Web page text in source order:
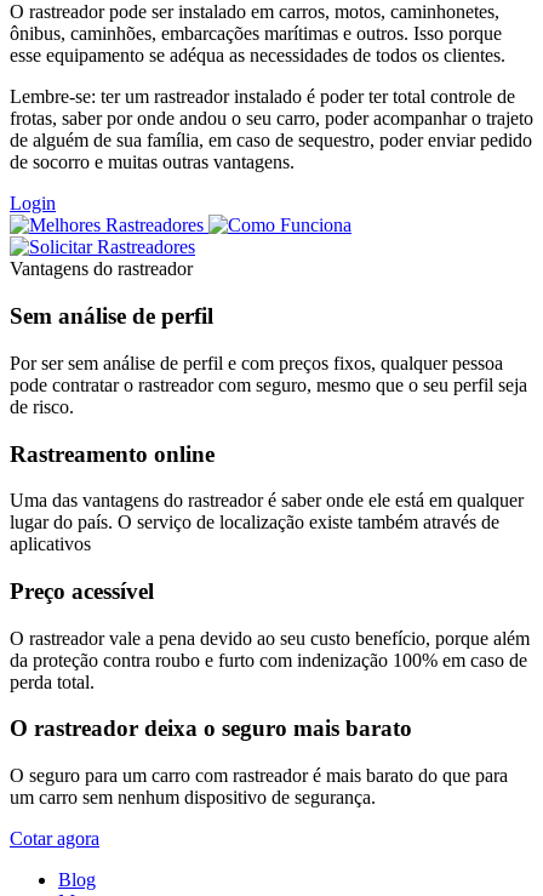
O rastreador pode ser instalado em carros, motos, caminhonetes,
ônibus, caminhões, embarcações marítimas e outros. Isso porque
esse equipamento se adéqua as necessidades de todos os clientes.
Lembre-se: ter um rastreador instalado é poder ter total controle de
frotas, saber por onde andou o seu carro, poder acompanhar o trajeto
de alguém de sua família, em caso de sequestro, poder enviar pedido
de socorro e muitas outras vantagens.
Login
Vantagens do rastreador
Sem análise de perfil
Por ser sem análise de perfil e com preços fixos, qualquer pessoa
pode contratar o rastreador com seguro, mesmo que o seu perfil seja
de risco.
Rastreamento online
Uma das vantagens do rastreador é saber onde ele está em qualquer
lugar do país. O serviço de localização existe também através de
aplicativos
Preço acessível
O rastreador vale a pena devido ao seu custo benefício, porque além
da proteção contra roubo e furto com indenização 100% em caso de
perda total.
O rastreador deixa o seguro mais barato
O seguro para um carro com rastreador é mais barato do que para
um carro sem nenhum dispositivo de segurança.
Cotar agora
Blog